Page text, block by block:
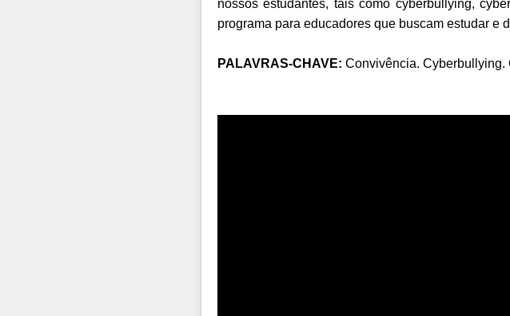
nossos estudantes, tais como cyberbullying,
programa para educadores que buscam estudar e
PALAVRAS-CHAVE: Convivência. Cyberbullying.